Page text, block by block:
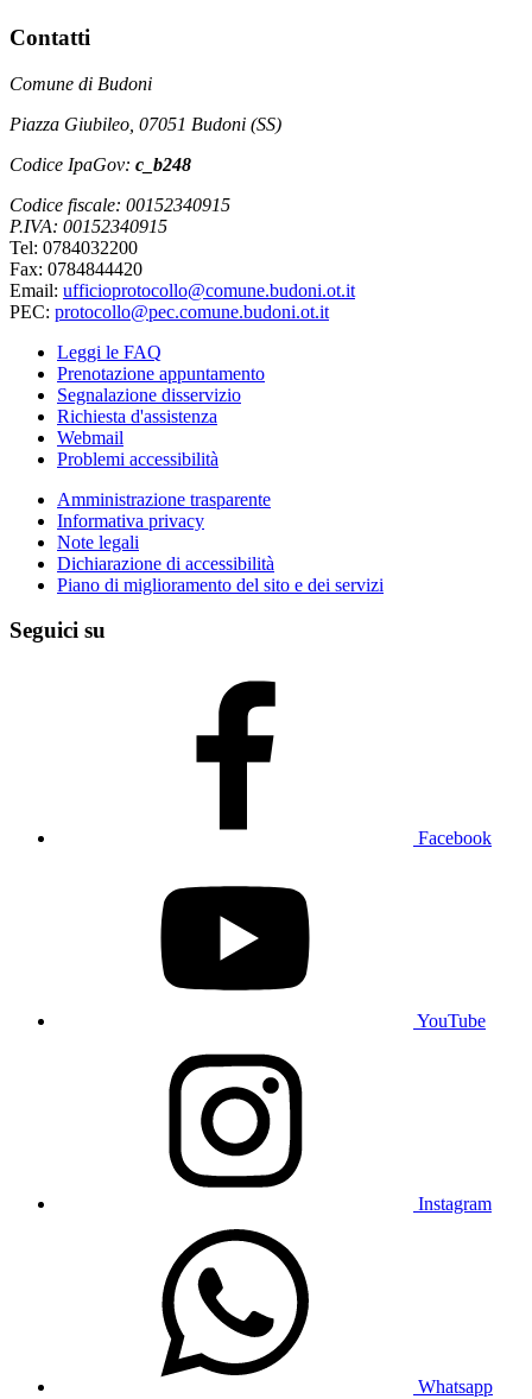
Contatti
Comune di Budoni
Piazza Giubileo, 07051 Budoni (SS)
Codice IpaGov: c_b248
Codice fiscale: 00152340915
P.IVA: 00152340915
Tel: 0784032200
Fax: 0784844420
Email: ufficioprotocollo@comune.budoni.ot.it
PEC: protocollo@pec.comune.budoni.ot.it
Leggi le FAQ
Prenotazione appuntamento
Segnalazione disservizio
Richiesta d'assistenza
Webmail
Problemi accessibilità
Amministrazione trasparente
Informativa privacy
Note legali
Dichiarazione di accessibilità
Piano di miglioramento del sito e dei servizi
Seguici su
Facebook
YouTube
Instagram
Whatsapp